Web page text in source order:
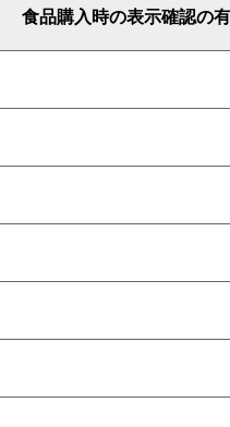
食品購入時の表示確認の